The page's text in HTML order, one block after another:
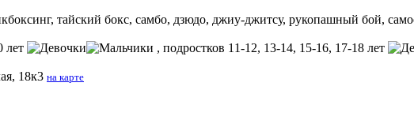
тайский бокс, самбо, дзюдо, джиу-джитсу, рукопашный бой,
лет , подростков 11-12, 13-14, 15-16, 17-18 лет
18к3 на карте